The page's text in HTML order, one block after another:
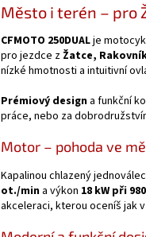
Město i terén – pro
CFMOTO 250DUALje
pro jezdce z Žatce,
nízké hmotnosti a intuitivní
Prémiový design a funkční
práce, nebo za
Motor – pohoda ve
Kapalinou chlazený
ot./min a výkon 18 kW při
akceleraci, kterou oceníš jak v